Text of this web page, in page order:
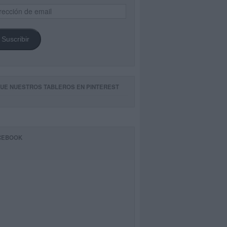
Suscribir
NUESTROS TABLEROS EN PINTEREST